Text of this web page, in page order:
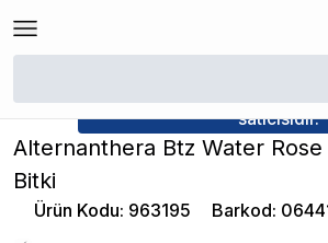
/ Alternanthera Btz Water Rose
satıcısıdır.
Alternanthera Btz Water Rose
Bitki
Ürün Kodu: 963195 Barkod: